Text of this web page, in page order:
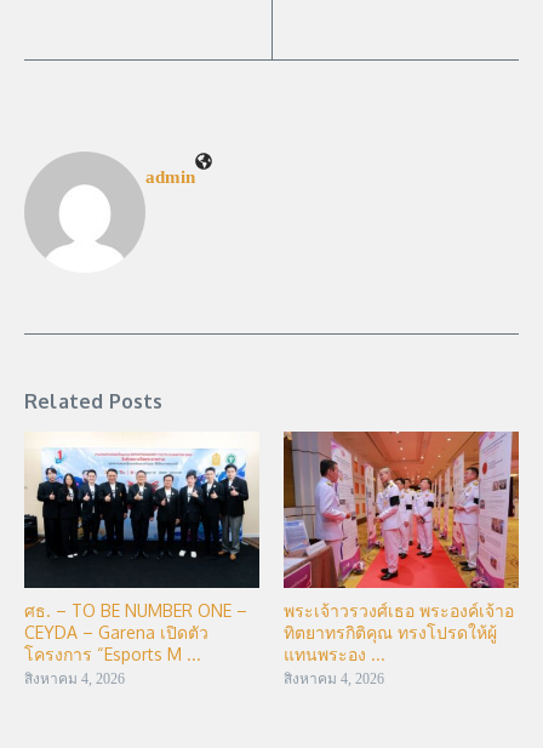
admin
Related Posts
ศธ. – TO BE NUMBER ONE –
CEYDA – Garena เปิดตัว
โครงการ “Esports M ...
สิงหาคม 4, 2026
พระเจ้าวรวงศ์เธอ พระองค์เจ้าอ
ทิตยาทรกิติคุณ ทรงโปรดให้ผู้
แทนพระอง ...
สิงหาคม 4, 2026